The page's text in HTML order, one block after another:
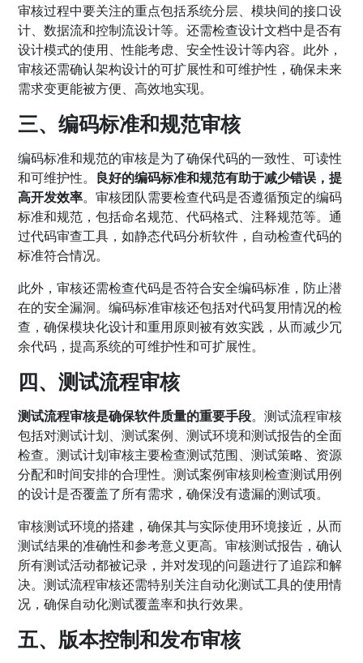
审核过程中要关注的重点包括系统分层、模块间的接口设
计、数据流和控制流设计等。还需检查设计文档中是否有
设计模式的使用、性能考虑、安全性设计等内容。此外，
审核还需确认架构设计的可扩展性和可维护性，确保未来
需求变更能被方便、高效地实现。
三、编码标准和规范审核
编码标准和规范的审核是为了确保代码的一致性、可读性
和可维护性。 良好的编码标准和规范有助于减少错误，提
高开发效率。审核团队需要检查代码是否遵循预定的编码
标准和规范，包括命名规范、代码格式、注释规范等。通
过代码审查工具，如静态代码分析软件，自动检查代码的
标准符合情况。
此外，审核还需检查代码是否符合安全编码标准，防止潜
在的安全漏洞。编码标准审核还包括对代码复用情况的检
查，确保模块化设计和重用原则被有效实践，从而减少冗
余代码，提高系统的可维护性和可扩展性。
四、测试流程审核
测试流程审核是确保软件质量的重要手段。测试流程审核
包括对测试计划、测试案例、测试环境和测试报告的全面
检查。测试计划审核主要检查测试范围、测试策略、资源
分配和时间安排的合理性。测试案例审核则检查测试用例
的设计是否覆盖了所有需求，确保没有遗漏的测试项。
审核测试环境的搭建，确保其与实际使用环境接近，从而
测试结果的准确性和参考意义更高。审核测试报告，确认
所有测试活动都被记录，并对发现的问题进行了追踪和解
决。测试流程审核还需特别关注自动化测试工具的使用情
况，确保自动化测试覆盖率和执行效果。
五、版本控制和发布审核